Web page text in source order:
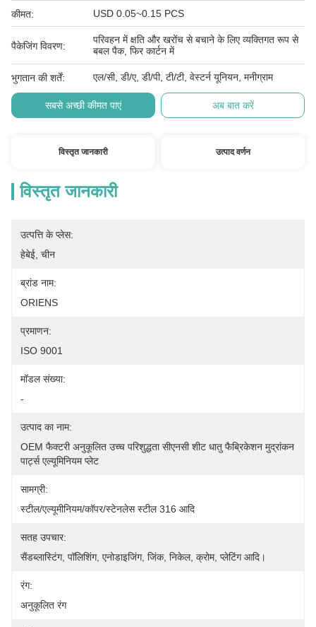
कीमत: USD 0.05~0.15 PCS
पैकेजिंग विवरण:
परिवहन में क्षति और खरोंच से बचाने के लिए व्यक्तिगत रूप से
बबल पैक, फिर कार्टन में
भुगतान की शर्तें: एल/सी, डी/ए, डी/पी, टी/टी, वेस्टर्न यूनियन, मनीग्राम
सबसे अच्छी कीमत पाएं अब बात करें
विस्तृत जानकारी उत्पाद वर्णन
विस्तृत जानकारी
उत्पत्ति के प्लेस:
हेबेई, चीन
ब्रांड नाम:
ORIENS
प्रमाणन:
ISO 9001
मॉडल संख्या:
-
उत्पाद का नाम:
OEM फैक्टरी अनुकूलित उच्च परिशुद्धता सीएनसी शीट धातु फैब्रिकेशन मुद्रांकन
पार्ट्स एल्यूमिनियम प्लेट
सामग्री:
स्टील/एल्यूमीनियम/कॉपर/स्टेनलेस स्टील 316 आदि
सतह उपचार:
सैंडब्लास्टिंग, पॉलिशिंग, एनोडाइजिंग, जिंक, निकेल, क्रोम, प्लेटिंग आदि।
रंग:
अनुकूलित रंग